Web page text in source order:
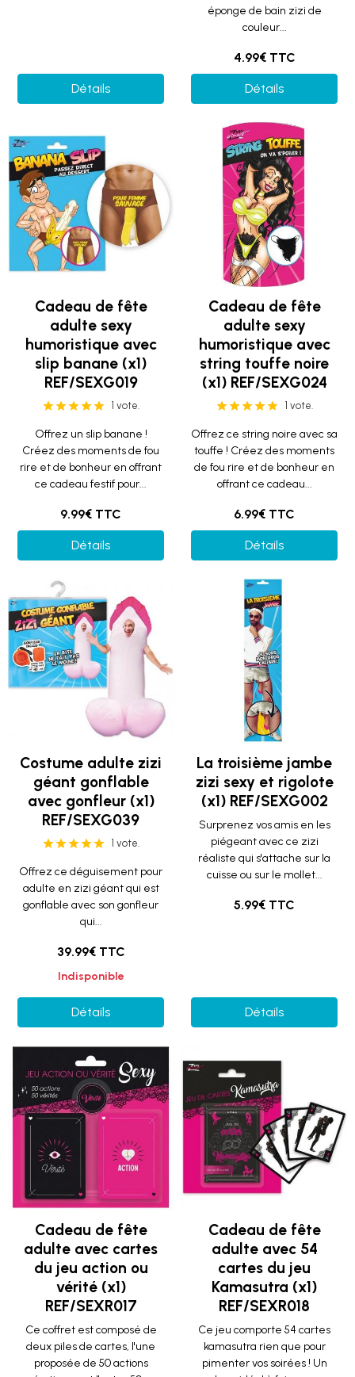
Détails
éponge de bain zizi de
couleur...
4.99€ TTC
Détails
Cadeau de fête
adulte sexy
humoristique avec
slip banane (x1)
REF/SEXG019
1 vote.
Offrez un slip banane !
Créez des moments de fou
rire et de bonheur en offrant
ce cadeau festif pour...
9.99€ TTC
Détails
Cadeau de fête
adulte sexy
humoristique avec
string touffe noire
(x1) REF/SEXG024
1 vote.
Offrez ce string noire avec sa
touffe ! Créez des moments
de fou rire et de bonheur en
offrant ce cadeau...
6.99€ TTC
Détails
Costume adulte zizi
géant gonflable
avec gonfleur (x1)
REF/SEXG039
1 vote.
Offrez ce déguisement pour
adulte en zizi géant qui est
gonflable avec son gonfleur
qui...
39.99€ TTC
Indisponible
Détails
La troisième jambe
zizi sexy et rigolote
(x1) REF/SEXG002
Surprenez vos amis en les
piégeant avec ce zizi
réaliste qui s'attache sur la
cuisse ou sur le mollet...
5.99€ TTC
Détails
Cadeau de fête
adulte avec cartes
du jeu action ou
vérité (x1)
REF/SEXR017
Ce coffret est composé de
deux piles de cartes, l'une
proposée de 50 actions
Cadeau de fête
adulte avec 54
cartes du jeu
Kamasutra (x1)
REF/SEXR018
Ce jeu comporte 54 cartes
kamasutra rien que pour
pimenter vos soirées ! Un